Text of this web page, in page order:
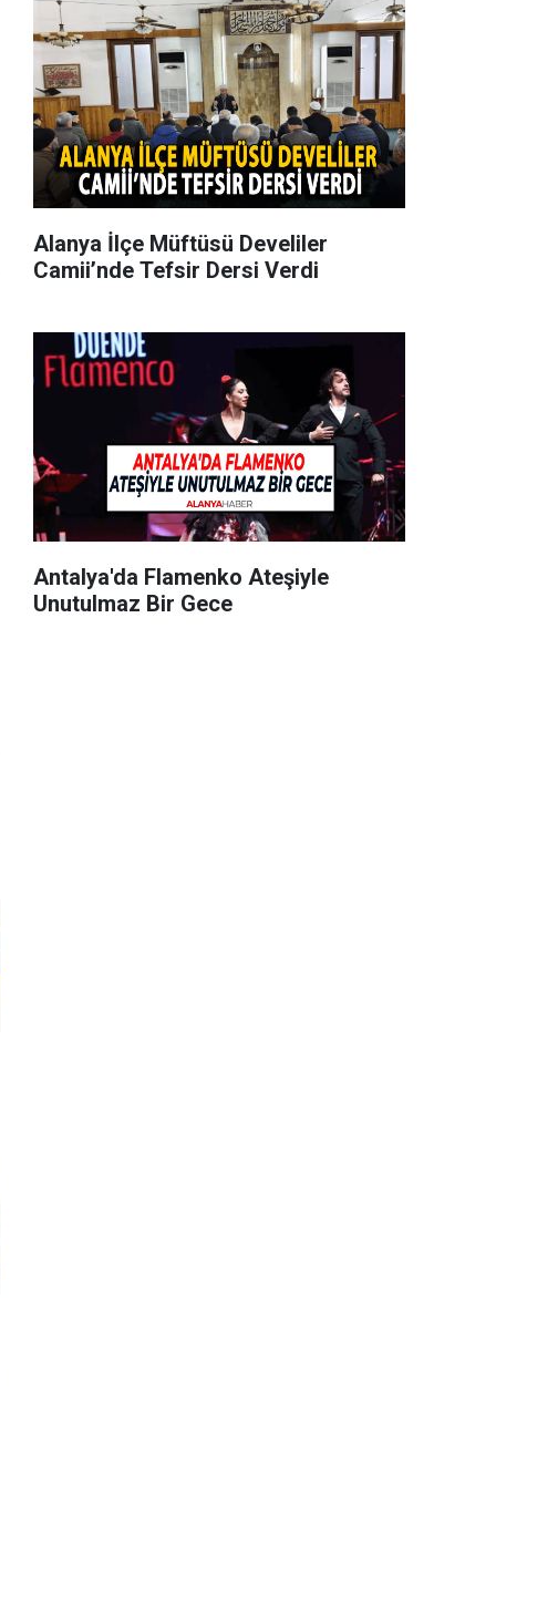
Alanya İlçe Müftüsü Develiler
Camii’nde Tefsir Dersi Verdi
Antalya'da Flamenko Ateşiyle
Unutulmaz Bir Gece